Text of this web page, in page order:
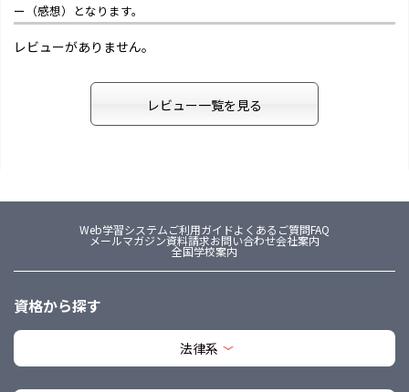
ー（感想）となります。
レビューがありません。
レビュー一覧を見る
Web学習システムご利用ガイドよくあるご質問FAQ
メールマガジン資料請求お問い合わせ会社案内
全国学校案内
資格から探す
法律系